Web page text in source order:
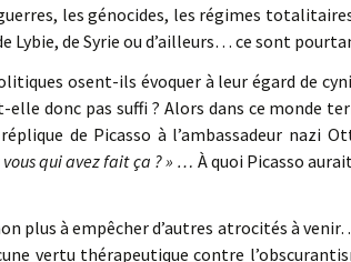
les génocides, les régimes
Lybie, de Syrie ou d’ailleurs… ce sont
osent-ils évoquer à leur égard de
elle donc pas suffi ? Alors dans ce monde
de Picasso à l’ambassadeur nazi
vous qui avez fait ça ? » … À quoi Picasso
plus à empêcher d’autres atrocités à
vertu thérapeutique contre